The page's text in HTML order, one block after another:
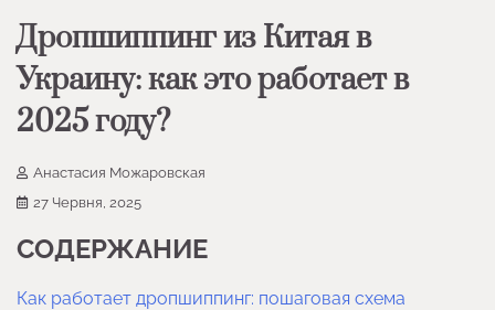
Дропшиппинг из Китая в
Украину: как это работает в
2025 году?
Анастасия Можаровская
27 Червня, 2025
СОДЕРЖАНИЕ
Как работает дропшиппинг: пошаговая схема